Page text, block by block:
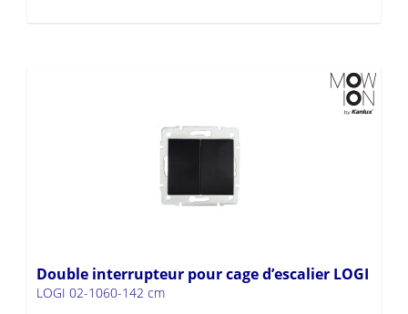
Double interrupteur pour cage d’escalier LOGI
LOGI 02-1060-142 cm